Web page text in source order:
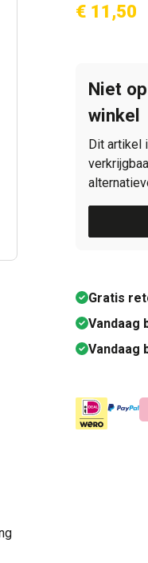
€ 11,50
Niet
winkel
Dit artikel
Gratis
Vandaag
Vandaag